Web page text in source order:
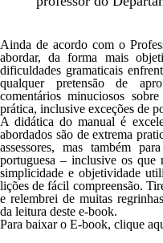
Ainda de acordo com o
abordar, da forma mais
dificuldades gramaticais
qualquer pretensão de
comentários minuciosos
prática, inclusive exceções de
A didática do manual é
abordados são de extrema
assessores, mas também
portuguesa – inclusive os que
simplicidade e objetividade
lições de fácil compreensão.
e relembrei de muitas
da leitura deste e-book.
Para baixar o E-book, clique